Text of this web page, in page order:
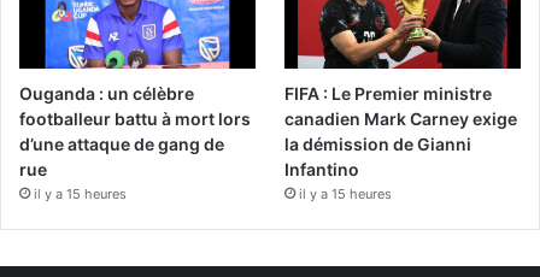
Ouganda : un célèbre
footballeur battu à mort lors
d’une attaque de gang de
rue
il y a 15 heures
FIFA : Le Premier ministre
canadien Mark Carney exige
la démission de Gianni
Infantino
il y a 15 heures